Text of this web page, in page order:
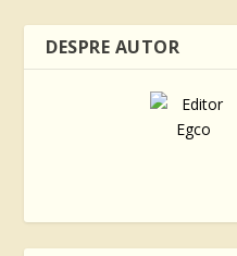
DESPRE AUTOR